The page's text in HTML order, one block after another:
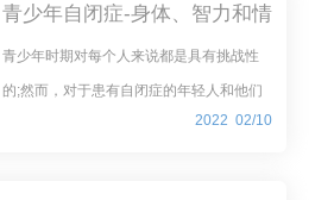
能是非常具有挑战性的
青少年自闭症-身体、智力和情
感上的挑战
青少年时期对每个人来说都是具有挑战性
的;然而，对于患有自闭症的年轻人和他们
的父母来说，它们可能更具挑战性。与自
2022 02/10